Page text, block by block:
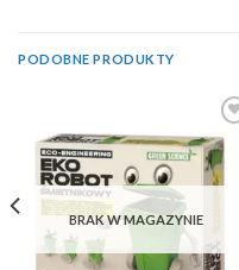
PODOBNE PRODUKTY
Wishlist
BRAK W MAGAZYNIE